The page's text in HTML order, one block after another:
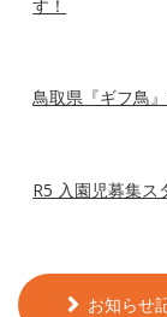
す！
鳥取県『ギフ鳥
R5 入園児募集ス
お知らせ